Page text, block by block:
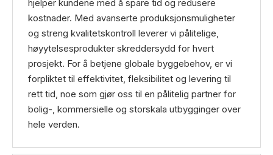
hjelper kundene med å spare tid og redusere
kostnader. Med avanserte produksjonsmuligheter
og streng kvalitetskontroll leverer vi pålitelige,
høyytelsesprodukter skreddersydd for hvert
prosjekt. For å betjene globale byggebehov, er vi
forpliktet til effektivitet, fleksibilitet og levering til
rett tid, noe som gjør oss til en pålitelig partner for
bolig-, kommersielle og storskala utbygginger over
hele verden.